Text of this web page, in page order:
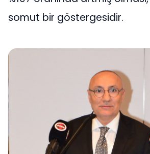
somut bir göstergesidir.